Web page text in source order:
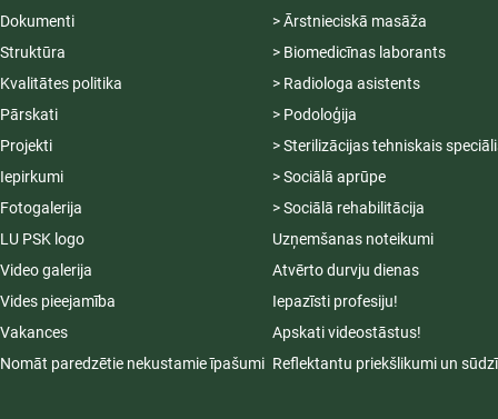
Dokumenti
Struktūra
Kvalitātes politika
Pārskati
Projekti
Iepirkumi
Fotogalerija
LU PSK logo
Video galerija
Vides pieejamība
Vakances
Nomāt paredzētie nekustamie īpašumi
> Ārstnieciskā masāža
> Biomedicīnas laborants
> Radiologa asistents
> Podoloģija
> Sterilizācijas tehniskais
> Sociālā aprūpe
> Sociālā rehabilitācija
Uzņemšanas noteikumi
Atvērto durvju dienas
Iepazīsti profesiju!
Apskati videostāstus!
Reflektantu priekšlikumi un